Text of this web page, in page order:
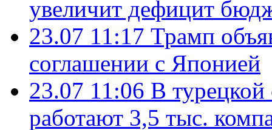
увеличит дефицит
23.07 11:17 Трамп
соглашении с Японией
23.07 11:06 В
работают 3,5 тыс.